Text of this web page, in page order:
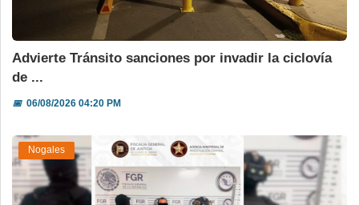
Advierte Tránsito sanciones por invadir la ciclovía
de ...
📅06/08/2026 04:20 PM
Nogales